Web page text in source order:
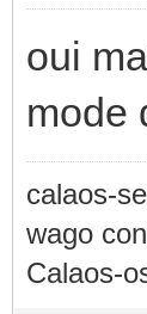
oui
mode
calaos-
wago
Calaos-